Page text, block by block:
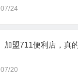
07/24
加盟711便利店，真
07/20